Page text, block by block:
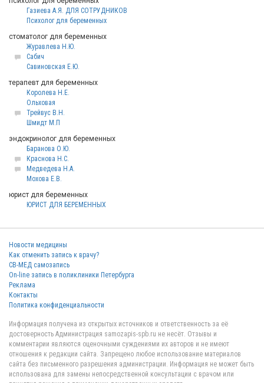
Газиева А.Я. ДЛЯ СОТРУДНИКОВ
Психолог для беременных
стоматолог для беременных
Журавлева Н.Ю.
Сабич
Савиновская Е.Ю.
терапевт для беременных
Королева Н.Е.
Ольховая
Трейвус В.Н.
Шмидт М.П
эндокринолог для беременных
Баранова О.Ю.
Краснова Н.С.
Медведева Н.А.
Мохова Е.В.
юрист для беременных
ЮРИСТ ДЛЯ БЕРЕМЕННЫХ
Новости медицины
Как отменить запись к врачу?
СВ-МЕД самозапись
On-line запись в поликлиники Петербурга
Реклама
Контакты
Политика конфиденциальности
Информация получена из открытых источников и ответственность за её
достоверность Администрация samozapis-spb.ru не несёт. Отзывы и
комментарии являются оценочными суждениями их авторов и не имеют
отношения к редакции сайта. Запрещено любое использование материалов
сайта без письменного разрешения администрации. Информация не может быть
использована для замены непосредственной консультации с врачом или